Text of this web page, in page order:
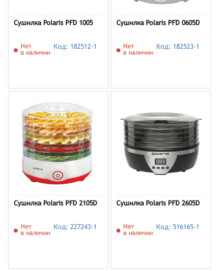
Сушилка Polaris PFD 1005
Нет
в наличии
Код: 182512-1
Сушилка Polaris PFD 0605D
Нет
в наличии
Код: 182523-1
Сушилка Polaris PFD 2105D
Нет
в наличии
Код: 227243-1
Сушилка Polaris PFD 2605D
Нет
в наличии
Код: 516165-1